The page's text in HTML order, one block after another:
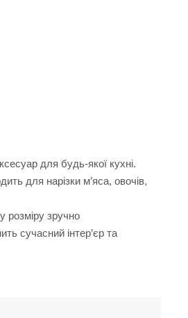
для будь-якої кухні.
для нарізки м’яса, овочів,
розміру зручно
сучасний інтер’єр та